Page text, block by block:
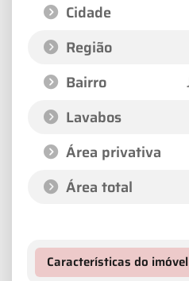
Cidade
Região
Bairro
Lavabos
Área privativa
Área total
Características do imóvel